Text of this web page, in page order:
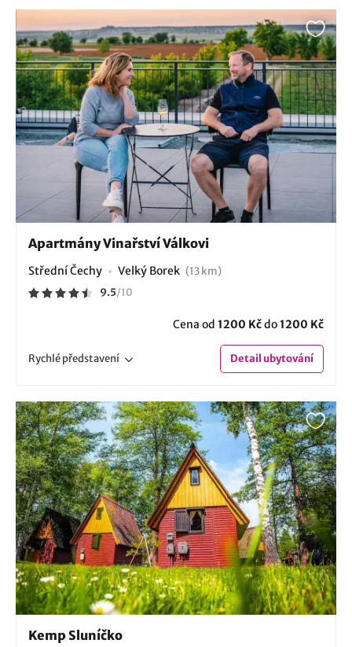
Apartmány Vinařství Válkovi
Střední Čechy Velký Borek (13 km)
9.5/10
Cena od 1200 Kčdo1200 Kč
Rychlépředstavení Detailubytování
Kemp Sluníčko